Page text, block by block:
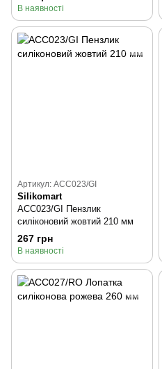
В наявності
Артикул: ACC023/GI
Silikomart
ACC023/GI Пензлик
силіконовий жовтий 210 мм
267 грн
В наявності